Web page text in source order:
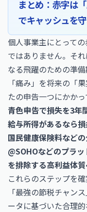
まとめ：赤字は
でキャッシュを
個人事業主にとって
ではありません。そ
なる飛躍のための準
「痛み」を将来の「
たの申告一つにかかっ
青色申告で損失を3年
給与所得があるなら
国民健康保険料など
@SOHOなどのプラ
を排除する高利益体
これらのステップを
「最強の節税チャン
ータに基づいた合理